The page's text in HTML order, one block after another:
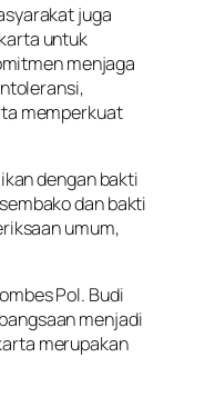
juga
untuk
menjaga
memperkuat
dengan bakti
dan bakti
umum,
Pol. Budi
menjadi
merupakan